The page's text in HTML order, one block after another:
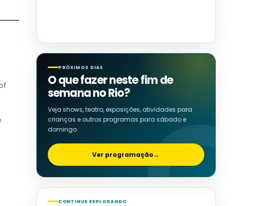
PRÓXIMOS DIAS
O que fazer neste fim de
semana no Rio?
Veja shows, teatro, exposições, atividades para
crianças e outros programas para sábado e
domingo.
Ver programação→
CONTINUE EXPLORANDO